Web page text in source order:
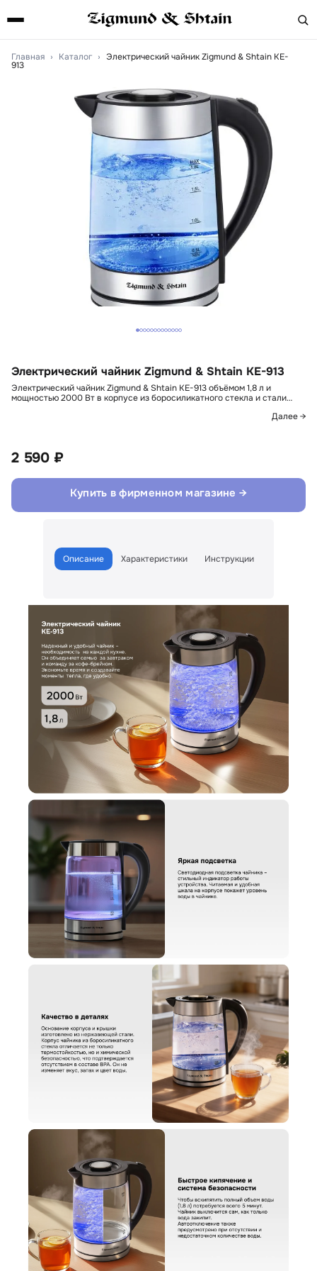
Главная › Каталог › Электрический чайник Zigmund & Shtain KE-
913
Электрический чайник Zigmund & Shtain KE-913
Электрический чайник Zigmund & Shtain KE-913 объёмом 1,8 л и
мощностью 2000 Вт в корпусе из боросиликатного стекла и стали…
Далее →
2 590 ₽
Купить в фирменном магазине →
Описание Характеристики Инструкции